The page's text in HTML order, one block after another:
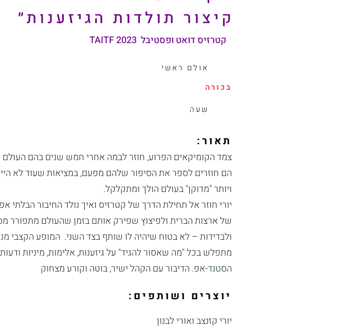
קיצור תולדות הגיזענות״
קטרזיס דואט ופסטיבל TAITF 2023
אולם ראשי
בכורה
שעה
תאור:
צמד הקומיקאים הפרוע, חוזר לבמה אחרי חמש שנים בהם
הם חוזרים לספר את הסיפור שלהם מפעם, במציאות שעוד לא
ויותר "מדוקן" בעולם הולך ומתקלקל.
יורי חוזר אל תחילת הדרך של קטרזיס ואיך נולד החיבור הבלתי
של ארצות הברית ולפיצוץ שפירק אותם בזמן שהעולם מתפורר
ולבדידות – לא בטוח שיהיה לו שותף בצד השני. המופע הקצבי
מתפלש בכל "מה שאסור להגיד" על גיזענות, אלימות, מיניות
הסטנד-אפ. הדיבור עם הקהל ישיר, בוטה וקורע מצחוק
יוצרים ושותפים:
יורי קזנצב ואורי לבנון